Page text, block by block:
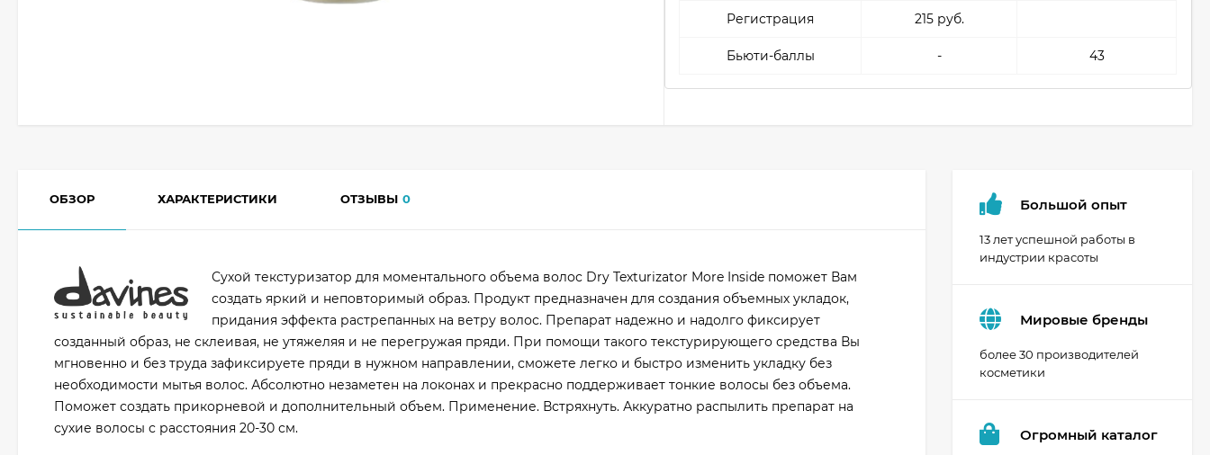
Регистрация 215 руб.
Бьюти-баллы - 43
ОБЗОР ХАРАКТЕРИСТИКИ ОТЗЫВЫ 0
Сухой текстуризатор для моментального объема волос Dry Texturizator More Inside поможет Вам
создать яркий и неповторимый образ. Продукт предназначен для создания объемных укладок,
придания эффекта растрепанных на ветру волос. Препарат надежно и надолго фиксирует
созданный образ, не склеивая, не утяжеляя и не перегружая пряди. При помощи такого текстурирующего средства Вы
мгновенно и без труда зафиксируете пряди в нужном направлении, сможете легко и быстро изменить укладку без
необходимости мытья волос. Абсолютно незаметен на локонах и прекрасно поддерживает тонкие волосы без объема.
Поможет создать прикорневой и дополнительный объем. Применение. Встряхнуть. Аккуратно распылить препарат на
сухие волосы с расстояния 20-30 см.
Большой опыт
13 лет успешной работы в
индустрии красоты
Мировые бренды
более 30 производителей
косметики
Огромный каталог